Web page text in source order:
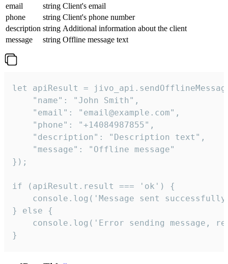
email
string Client's email
phone
string Client's phone number
description string Additional information about the client
message
string Offline message text
let apiResult =
    "name": "John Smith",
    "email": "email@example.com",
    "phone": "+14084987855",
    "description": "Description text",
    "message": "Offline message"
});
if (apiResult.result === 'ok') {
console.log('Message sent
} else {
console.log('Error sending message,
}